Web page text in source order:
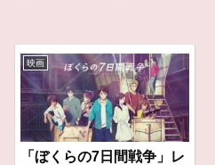
メ」特集ア
ニメコラム
メ」アニ
コラム #
構成する
のアニメ
映画
「ぼくらの7日間戦争」レ